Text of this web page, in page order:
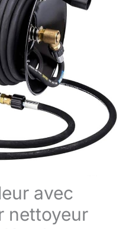
avec
nettoyeur